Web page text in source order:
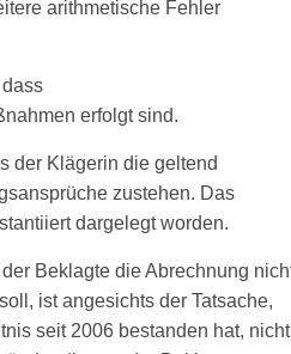
arithmetische Fehler
erfolgt sind.
der Klägerin die geltend
zustehen. Das
dargelegt worden.
Beklagte die Abrechnung
ist angesichts der Tatsache,
seit 2006 bestanden hat, nicht